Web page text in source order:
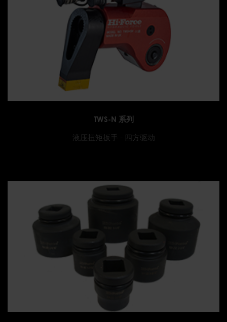
TWS-N 系列
液压扭矩扳手 - 四方驱动